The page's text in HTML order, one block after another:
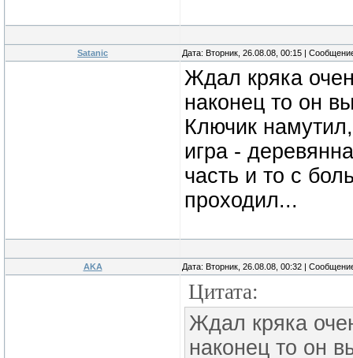
Satanic Дата: Вторник, 26.08.08, 00:15 |
Ждал кряка
наконец то он
Ключик
игра -
часть и то с
проходил...
AKA Дата: Вторник, 26.08.08, 00:32 |
Цитата:
Ждал кряка
наконец то он